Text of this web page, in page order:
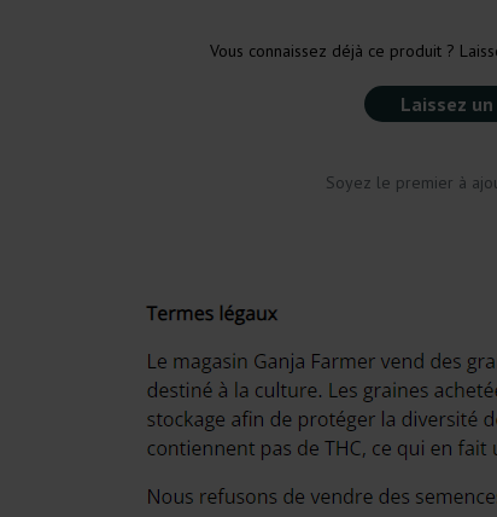
Vous connaissez déjà ce produit ?
Laissez
Soyez le premier à